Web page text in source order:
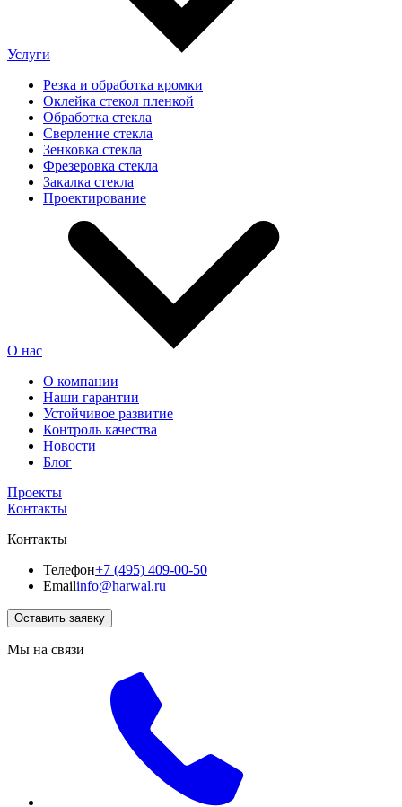
Услуги
Резка и обработка кромки
Оклейка стекол пленкой
Обработка стекла
Сверление стекла
Зенковка стекла
Фрезеровка стекла
Закалка стекла
Проектирование
О нас
О компании
Наши гарантии
Устойчивое развитие
Контроль качества
Новости
Блог
Проекты
Контакты
Контакты
Телефон+7 (495) 409-00-50
Emailinfo@harwal.ru
Оставить заявку
Мы на связи